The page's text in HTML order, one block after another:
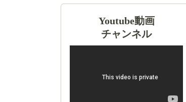
Youtube動画
チャンネル